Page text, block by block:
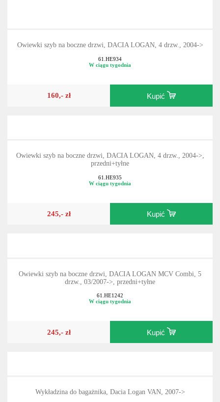
Owiewki szyb na boczne drzwi, DACIA LOGAN, 4 drzw., 2004->
61.HE934
W ciągu tygodnia
160,- zł Kupić
Owiewki szyb na boczne drzwi, DACIA LOGAN, 4 drzw., 2004->,
przedni+tyłne
61.HE935
W ciągu tygodnia
245,- zł Kupić
Owiewki szyb na boczne drzwi, DACIA LOGAN MCV Combi, 5
drzw., 03/2007->, przedni+tyłne
61.HE1242
W ciągu tygodnia
245,- zł Kupić
Wykładzina do bagażnika, Dacia Logan VAN, 2007->